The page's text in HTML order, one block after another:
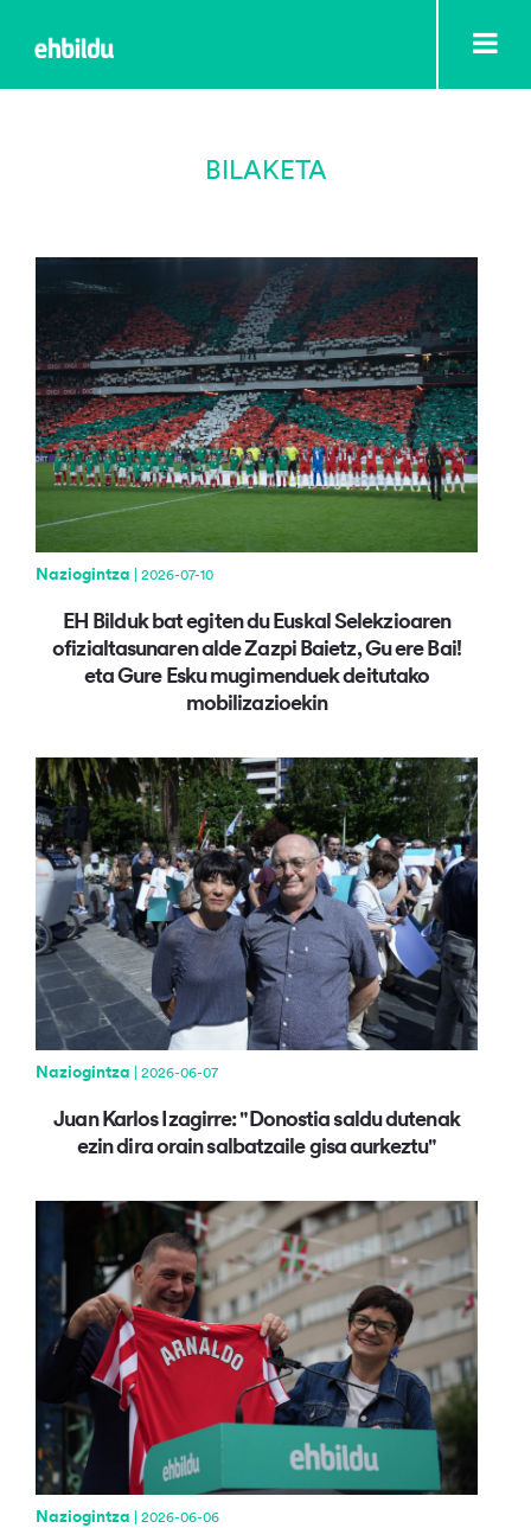
BILAKETA
Naziogintza | 2026-07-10
EH Bilduk bat egiten du Euskal Selekzioaren
ofizialtasunaren alde Zazpi Baietz, Gu ere Bai!
eta Gure Esku mugimenduek deitutako
mobilizazioekin
Naziogintza | 2026-06-07
Juan Karlos Izagirre: "Donostia saldu dutenak
ezin dira orain salbatzaile gisa aurkeztu"
Naziogintza | 2026-06-06